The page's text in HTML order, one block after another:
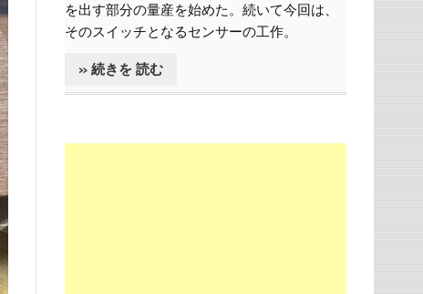
を出す部分の量産を始めた。続いて今回は、
そのスイッチとなるセンサーの工作。
» 続きを 読む